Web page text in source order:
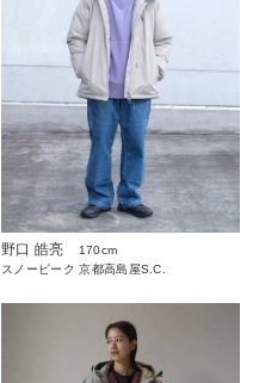
野口 皓亮
170cm
スノーピーク 京都高島屋S.C.